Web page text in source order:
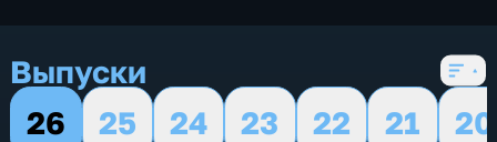
Выпуски
26
25 24 23 22 21
20